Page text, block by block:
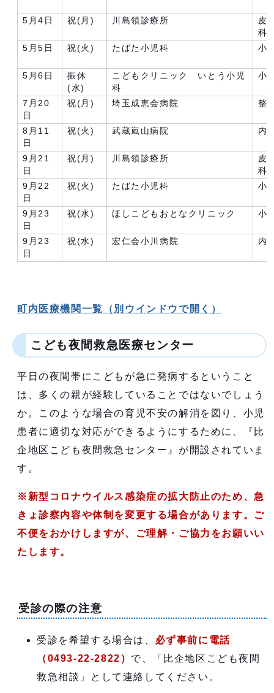
5月4日 祝(月) 川島領診療所
皮
科
5月5日
祝(火) たばた小児科 小
5月6日
振休
(水)
こどもクリニック いとう小児
科
小
7月20
日
祝(月) 埼玉成恵会病院 整
8月11
日
祝(火) 武蔵嵐山病院 内
9月21
日
祝(月) 川島領診療所
皮
科
9月22
日
祝(火) たばた小児科 小
9月23
日
祝(水) ほしこどもおとなクリニック 小
9月23
日
祝(水) 宏仁会小川病院 内
町内医療機関一覧 （別ウインドウで開く）
こども夜間救急医療センター
平日の夜間帯にこどもが急に発病するということ
は、多くの親が経験していることではないでしょう
か。このような場合の育児不安の解消を図り、小児
患者に適切な対応ができるようにするために、『比
企地区こども夜間救急センター』が開設されていま
す。
※新型コロナウイルス感染症の拡大防止のため、急
きょ診察内容や体制を変更する場合があります。ご
不便をおかけしますが、ご理解・ご協力をお願いい
たします。
受診の際の注意
受診を希望する場合は、 必ず事前に電話
（0493-22-2822） で、「比企地区こども夜間
救急相談」として連絡してください。